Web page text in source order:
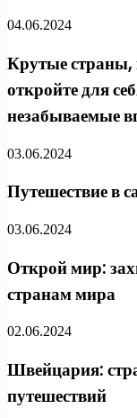
04.06.2024
Крутые страны,
откройте для
незабываемые
03.06.2024
Путешествие в
03.06.2024
Открой мир:
странам мира
02.06.2024
Швейцария:
путешествий